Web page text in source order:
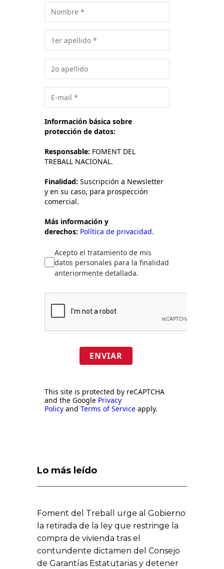
Información básica sobre
protección de datos:
Responsable: FOMENT DEL
TREBALL NACIONAL.
Finalidad: Suscripción a Newsletter
y en su caso, para prospección
comercial.
Más información y
derechos: Política de privacidad.
Acepto el tratamiento de mis
datos personales para la finalidad
anteriormente detallada.
ENVIAR
This site is protected by reCAPTCHA
and the Google Privacy
Policy and Terms of Service apply.
Lo más leído
Foment del Treball urge al Gobierno
la retirada de la ley que restringe la
compra de vivienda tras el
contundente dictamen del Consejo
de Garantías Estatutarias y detener